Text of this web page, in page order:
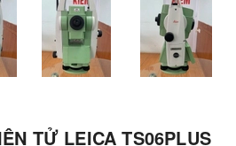
TỬ LEICA TS06PLUS